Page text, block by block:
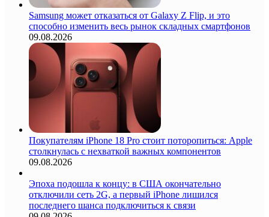
Samsung может отказаться от Galaxy Z Flip, и это
способно изменить весь рынок складных смартфонов
09.08.2026
Покупателям iPhone 18 Pro стоит поторопиться: Apple
столкнулась с нехваткой важных компонентов
09.08.2026
Эпоха подошла к концу: в США окончательно
отключили сеть 2G, а первый iPhone лишился
последнего шанса подключиться к связи